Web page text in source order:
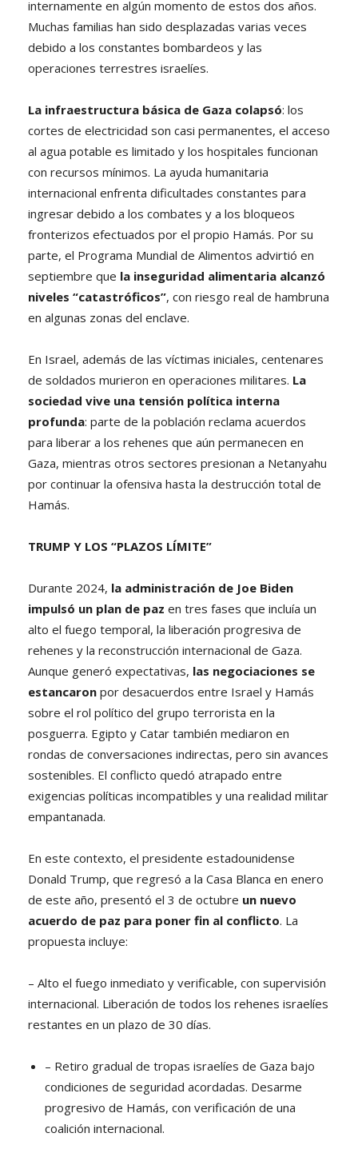
internamente en algún momento de estos dos años.
Muchas familias han sido desplazadas varias veces
debido a los constantes bombardeos y las
operaciones terrestres israelíes.
La infraestructura básica de Gaza colapsó: los
cortes de electricidad son casi permanentes, el acceso
al agua potable es limitado y los hospitales funcionan
con recursos mínimos. La ayuda humanitaria
internacional enfrenta dificultades constantes para
ingresar debido a los combates y a los bloqueos
fronterizos efectuados por el propio Hamás. Por su
parte, el Programa Mundial de Alimentos advirtió en
septiembre que la inseguridad alimentaria alcanzó
niveles “catastróficos”, con riesgo real de hambruna
en algunas zonas del enclave.
En Israel, además de las víctimas iniciales, centenares
de soldados murieron en operaciones militares. La
sociedad vive una tensión política interna
profunda: parte de la población reclama acuerdos
para liberar a los rehenes que aún permanecen en
Gaza, mientras otros sectores presionan a Netanyahu
por continuar la ofensiva hasta la destrucción total de
Hamás.
TRUMP Y LOS “PLAZOS LÍMITE”
Durante 2024, la administración de Joe Biden
impulsó un plan de paz en tres fases que incluía un
alto el fuego temporal, la liberación progresiva de
rehenes y la reconstrucción internacional de Gaza.
Aunque generó expectativas, las negociaciones se
estancaron por desacuerdos entre Israel y Hamás
sobre el rol político del grupo terrorista en la
posguerra. Egipto y Catar también mediaron en
rondas de conversaciones indirectas, pero sin avances
sostenibles. El conflicto quedó atrapado entre
exigencias políticas incompatibles y una realidad militar
empantanada.
En este contexto, el presidente estadounidense
Donald Trump, que regresó a la Casa Blanca en enero
de este año, presentó el 3 de octubre un nuevo
acuerdo de paz para poner fin al conflicto. La
propuesta incluye:
– Alto el fuego inmediato y verificable, con supervisión
internacional. Liberación de todos los rehenes israelíes
restantes en un plazo de 30 días.
– Retiro gradual de tropas israelíes de Gaza bajo
condiciones de seguridad acordadas. Desarme
progresivo de Hamás, con verificación de una
coalición internacional.